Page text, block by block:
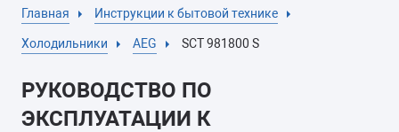
Главная Инструкции к бытовой технике
Холодильники AEG SCT 981800 S
РУКОВОДСТВО ПО
ЭКСПЛУАТАЦИИ К